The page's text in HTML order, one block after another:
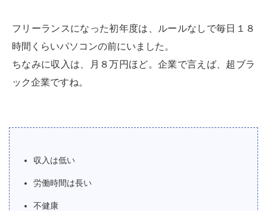
フリーランスになった初年度は、ルールなしで毎日１８
時間くらいパソコンの前にいました。
ちなみに収入は、月８万円ほど。企業で言えば、超ブラ
ック企業ですね。
収入は低い
労働時間は長い
不健康